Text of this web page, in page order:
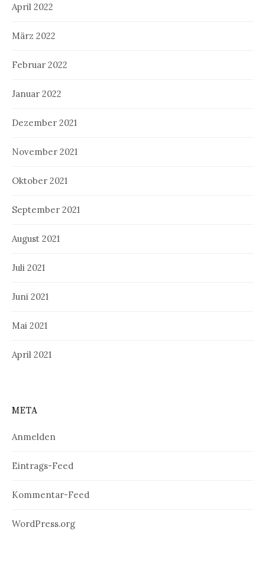
April 2022
März 2022
Februar 2022
Januar 2022
Dezember 2021
November 2021
Oktober 2021
September 2021
August 2021
Juli 2021
Juni 2021
Mai 2021
April 2021
META
Anmelden
Eintrags-Feed
Kommentar-Feed
WordPress.org